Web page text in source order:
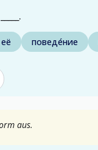
её поведе́ние
aus.